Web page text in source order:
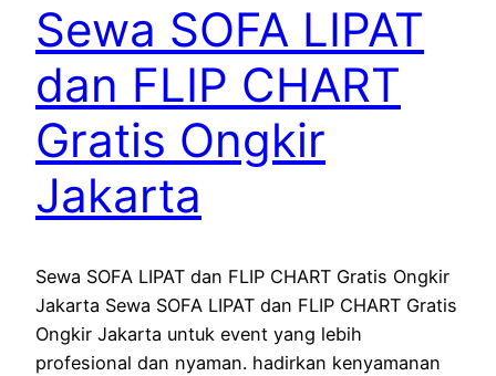
Sewa SOFA LIPAT
dan FLIP CHART
Gratis Ongkir
Jakarta
Sewa SOFA LIPAT dan FLIP CHART Gratis Ongkir
Jakarta Sewa SOFA LIPAT dan FLIP CHART Gratis
Ongkir Jakarta untuk event yang lebih
profesional dan nyaman. hadirkan kenyamanan